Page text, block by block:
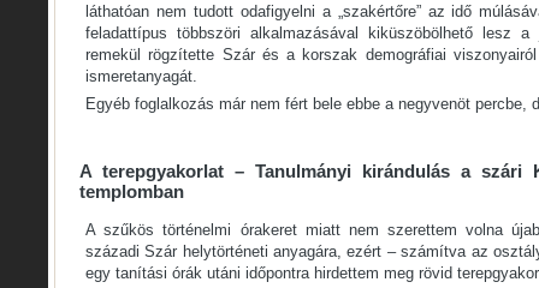
láthatóan nem tudott odafigyelni a „szakértőre” az idő
feladattípus többszöri alkalmazásával kiküszöbölhető lesz
remekül rögzítette Szár és a korszak demográfiai
ismeretanyagát.
Egyéb foglalkozás már nem fért bele ebbe a negyvenöt percbe,
A terepgyakorlat – Tanulmányi kirándulás a szári
templomban
A szűkös történelmi órakeret miatt nem szerettem volna
századi Szár helytörténeti anyagára, ezért – számítva az
egy tanítási órák utáni időpontra hirdettem meg rövid